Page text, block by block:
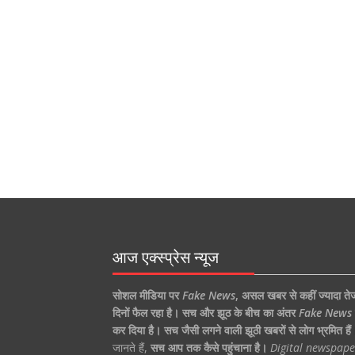
आज एक्स्प्रेस न्यूज
सोशल मीडिया पर Fake News, असल खबर से कहीं ज्यादा
दिनों फैल रहा है। सच और झूठ के बीच का अंतर Fake News
कर दिया है। सच जैसी लगने वाली झूठी खबरों से लोग भ्रमित
जानते हैं, सच आप तक कैसे पहुंचाना है। Digital